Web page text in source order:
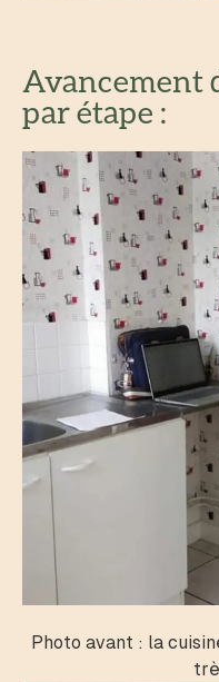
Avancement
par étape :
Photo avant : la